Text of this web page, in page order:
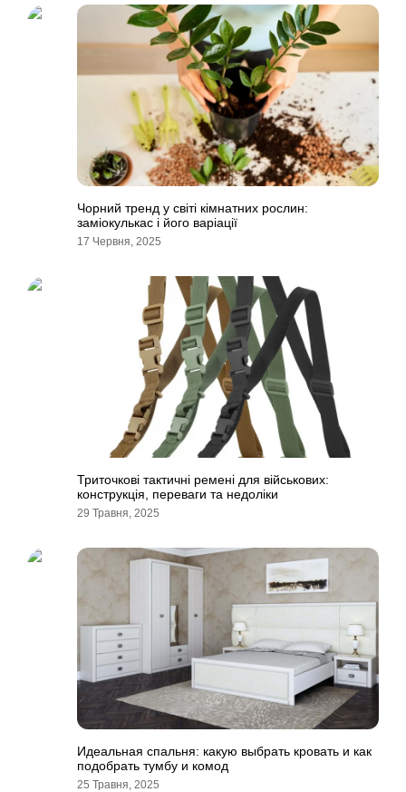
Чорний тренд у світі кімнатних рослин:
заміокулькас і його варіації
17 Червня, 2025
Триточкові тактичні ремені для військових:
конструкція, переваги та недоліки
29 Травня, 2025
Идеальная спальня: какую выбрать кровать и как
подобрать тумбу и комод
25 Травня, 2025